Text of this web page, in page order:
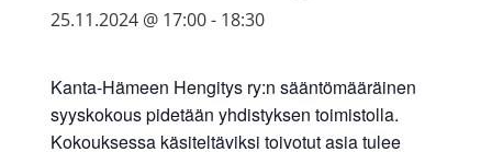
muut
sisäilma
25.11.2024 @ 17:00- 18:30
Kanta-Hämeen Hengitys ry:n sääntömääräinen
syyskokous pidetään yhdistyksen toimistolla.
Kokouksessa käsiteltäviksi toivotut asia tulee